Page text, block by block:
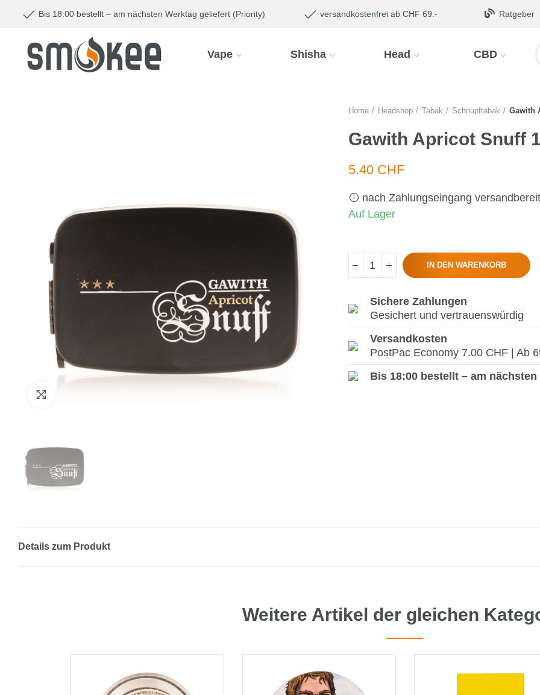
Bis 18:00 bestellt – am nächsten Werktag geliefert (Priority) versandkostenfrei ab CHF 69.- Ratgeber
Vape Shisha Head CBD
Home Headshop Tabak Schnupftabak Gawith
Gawith Apricot Snuff
5.40 CHF
nach Zahlungseingang versandbereit
Auf Lager
IN DEN WARENKORB
Sichere Zahlungen
Gesichert und vertrauenswürdig
Versandkosten
PostPac Economy 7.00 CHF | Ab
Bis 18:00 bestellt – am
Details zum Produkt
Weitere Artikel der gleichen